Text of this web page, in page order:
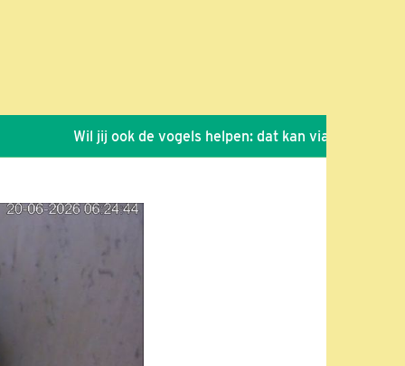
Wil jij ook de vogels helpen: dat kan via de link!